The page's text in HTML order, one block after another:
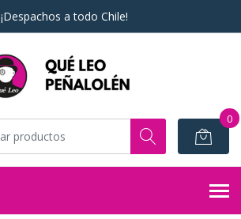
¡Despachos a todo Chile!
0